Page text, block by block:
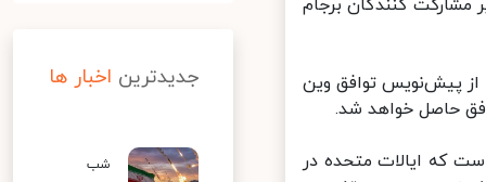
کنندگان برجام
پیش‌نویس توافق وین
حاصل خواهد شد.
که ایالات متحده در
جدیدترین اخبار ها
شب